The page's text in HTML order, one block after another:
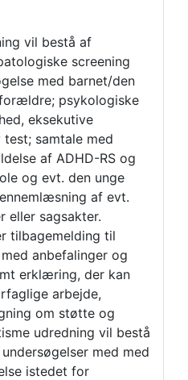
vil bestå af
screening
med barnet/den
psykologiske
eksekutive
samtale med
af ADHD-RS og
og evt. den unge
af evt.
eller sagsakter.
tilbagemelding til
anbefalinger og
erklæring, der kan
arbejde,
om støtte og
udredning vil bestå
med med
istedet for